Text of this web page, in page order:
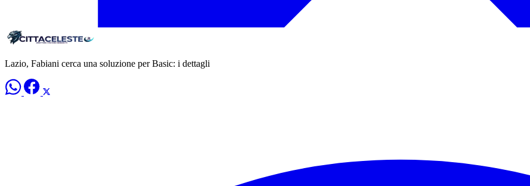
Lazio, Fabiani cerca una soluzione per Basic: i dettagli